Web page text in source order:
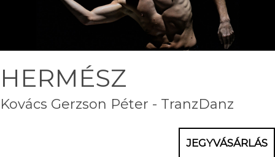
HERMÉSZ
Kovács Gerzson Péter - TranzDanz
JEGYVÁSÁRLÁS